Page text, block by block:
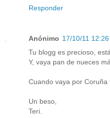
Responder
Anónimo 17/10/11 12:26
Tu blogg es precioso,
Y, vaya pan de nueces
Cuando vaya por Coruña
Un beso,
Teri.